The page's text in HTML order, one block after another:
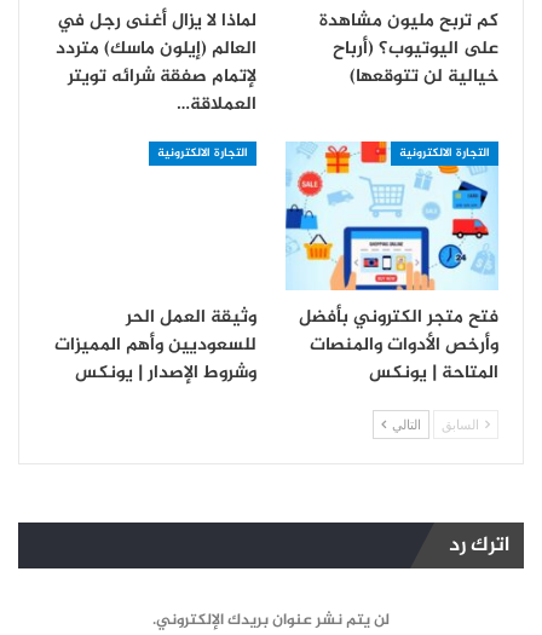
كم تربح مليون مشاهدة
على اليوتيوب؟ (أرباح
خيالية لن تتوقعها)
لماذا لا يزال أغنى رجل في
العالم (إيلون ماسك) متردد
لإتمام صفقة شرائه تويتر
العملاقة…
التجارة الالكترونية
فتح متجر الكتروني بأفضل
وأرخص الأدوات والمنصات
المتاحة | يونكس
التجارة الالكترونية
وثيقة العمل الحر
للسعوديين وأهم المميزات
وشروط الإصدار | يونكس
السابق التالي
اترك رد
لن يتم نشر عنوان بريدك الإلكتروني.